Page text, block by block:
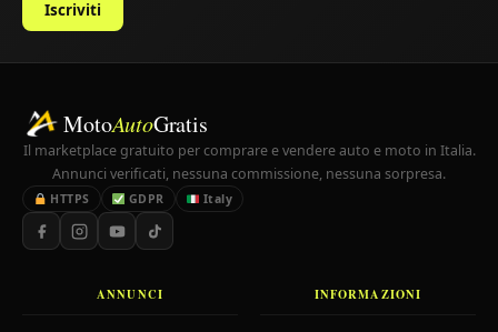
Iscriviti
MotoAutoGratis
Il marketplace gratuito per comprare e vendere auto e moto in Italia.
Annunci verificati, nessuna commissione, nessuna sorpresa.
HTTPS GDPR Italy
ANNUNCI INFORMAZIONI